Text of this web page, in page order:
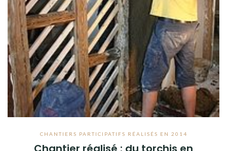
CHANTIERS PARTICIPATIFS RÉALISÉS EN 2014